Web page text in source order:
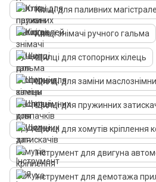
Кліщі для паливних
Кліщі знімачі ручного гальма
Щипці для стопорних кілець
Щипці для заміни
Щипці для пружинних
Щипці для хомутів кріплення
Інструмент для двигуна
Інструмент для демотажа